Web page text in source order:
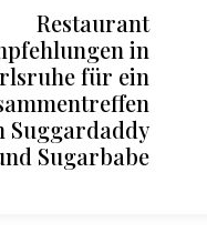
Restaurant
in
für ein
Suggardaddy
Sugarbabe